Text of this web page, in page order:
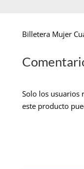
Billetera Mujer
Solo los usuarios
este producto